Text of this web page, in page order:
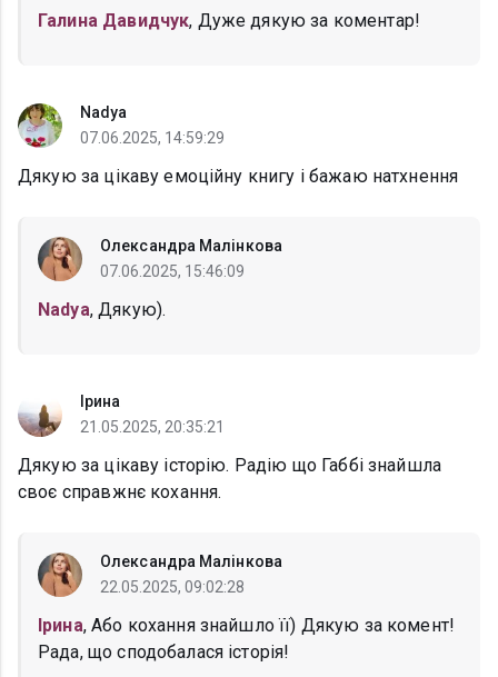
Галина Давидчук, Дуже дякую за коментар!
Nadya
07.06.2025, 14:59:29
Дякую за цікаву емоційну книгу і бажаю натхнення
Олександра Малінкова
07.06.2025, 15:46:09
Nadya, Дякую).
Ірина
21.05.2025, 20:35:21
Дякую за цікаву історію. Радію що Габбі знайшла
своє справжнє кохання.
Олександра Малінкова
22.05.2025, 09:02:28
Ірина, Або кохання знайшло її) Дякую за комент!
Рада, що сподобалася історія!